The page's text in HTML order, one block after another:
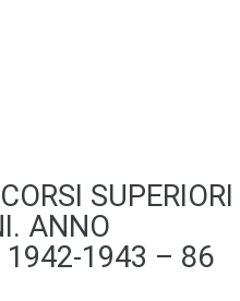
SUPERIORI
ANNO
1942-1943 – 86